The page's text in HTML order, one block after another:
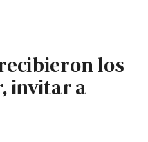
los
invitar a